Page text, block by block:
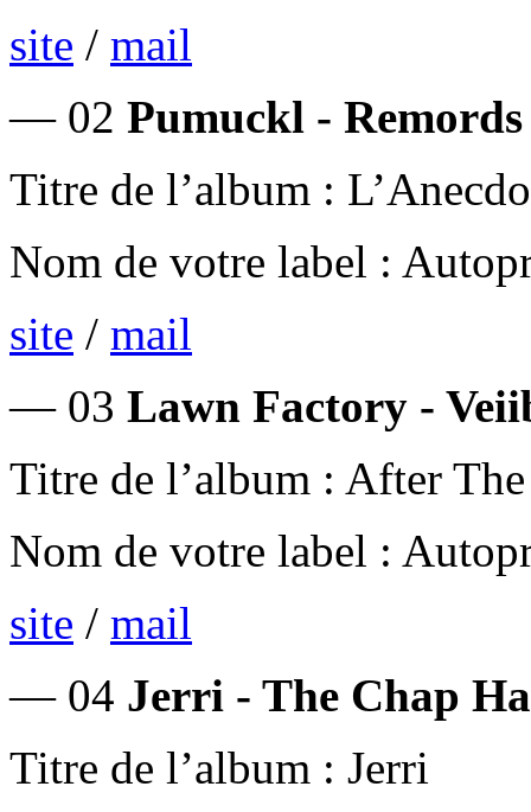
site / mail
— 02 Pumuckl - Remords
Titre de l’album :
Nom de votre label :
site / mail
— 03 Lawn Factory -
Titre de l’album : After
Nom de votre label :
site / mail
— 04 Jerri - The Chap
Titre de l’album : Jerri